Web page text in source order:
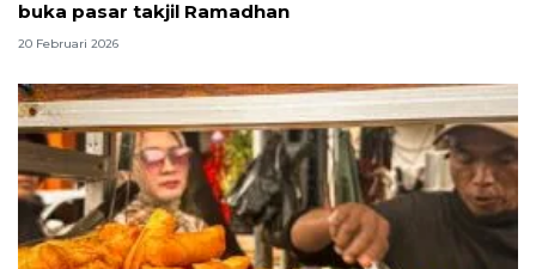
buka pasar takjil Ramadhan
20 Februari 2026